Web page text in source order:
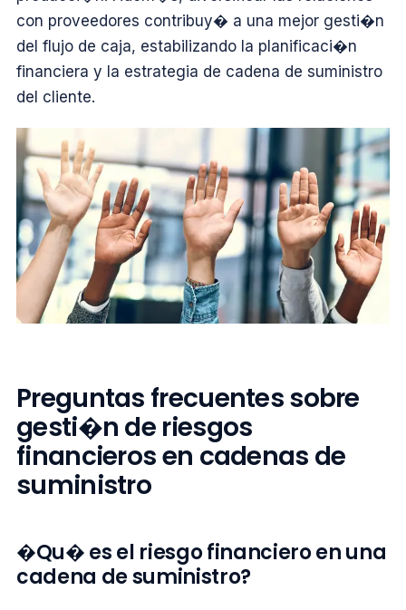
con proveedores contribuy� a una mejor gesti�n
del flujo de caja, estabilizando la planificaci�n
financiera y la estrategia de cadena de suministro
del cliente.
Preguntas frecuentes sobre
gesti�n de riesgos
financieros en cadenas de
suministro
�Qu� es el riesgo financiero en una
cadena de suministro?